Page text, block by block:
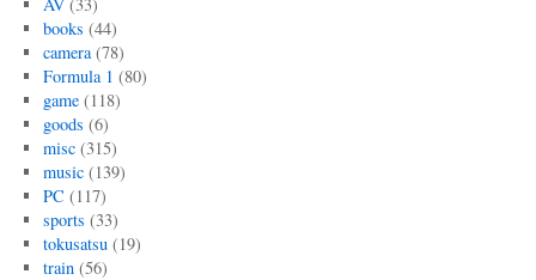
books (44)
camera(78)
Formula 1 (80)
game(118)
goods (6)
misc(315)
music(139)
PC (117)
sports (33)
tokusatsu(19)
train(56)